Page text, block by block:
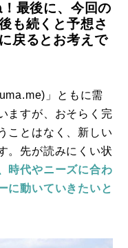
最後に、今回の
も続くと予想さ
戻るとお考えで
」ともに需
ますが、おそらく完
ことはなく、新しい
。先が読みにくい状
時代やニーズに合わ
に動いていきたいと